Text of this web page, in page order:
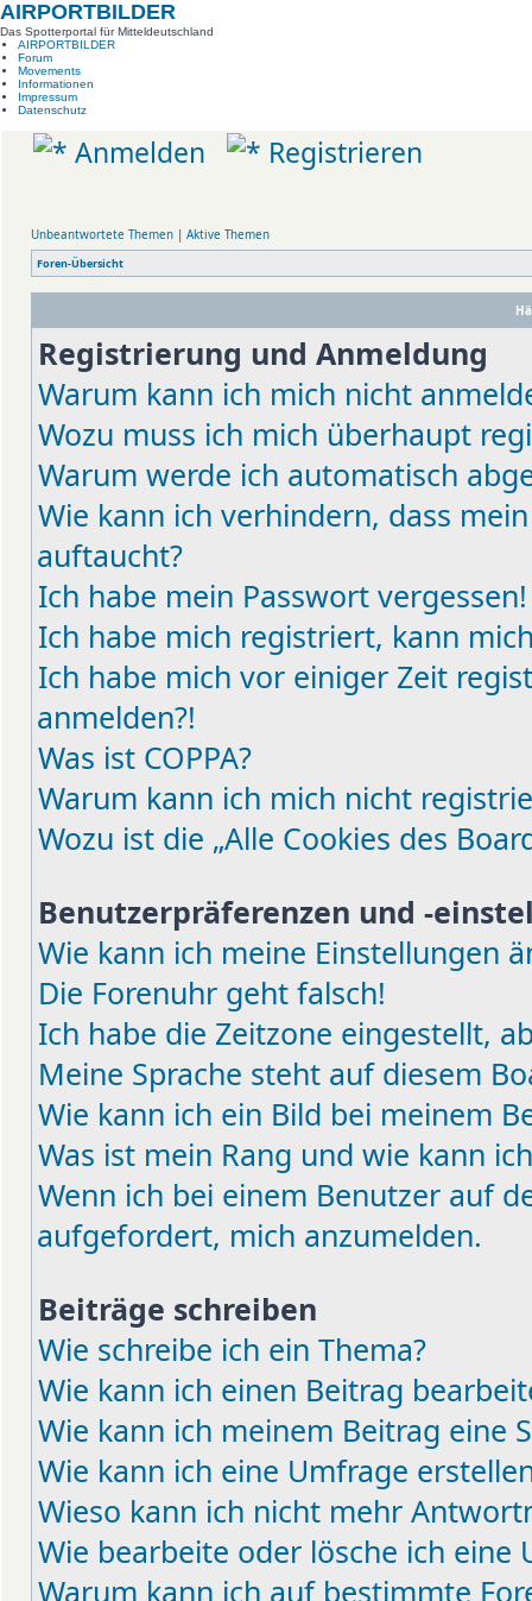
AIRPORTBILDER
Das Spotterportal für Mitteldeutschland
AIRPORTBILDER
Forum
Movements
Informationen
Impressum
Datenschutz
Anmelden Registrieren
Unbeantwortete Themen | Aktive Themen
Foren-Übersicht
Registrierung und Anmeldung
Warum kann ich mich nicht
Wozu muss ich mich überhaupt
Warum werde ich automatisch
Wie kann ich verhindern, dass
auftaucht?
Ich habe mein Passwort vergessen!
Ich habe mich registriert, kann
Ich habe mich vor einiger Zeit
anmelden?!
Was ist COPPA?
Warum kann ich mich nicht
Wozu ist die „Alle Cookies des
Benutzerpräferenzen und -
Wie kann ich meine Einstellungen
Die Forenuhr geht falsch!
Ich habe die Zeitzone eingestellt,
Meine Sprache steht auf diesem
Wie kann ich ein Bild bei meinem
Was ist mein Rang und wie kann
Wenn ich bei einem Benutzer auf
aufgefordert, mich anzumelden.
Beiträge schreiben
Wie schreibe ich ein Thema?
Wie kann ich einen Beitrag
Wie kann ich meinem Beitrag eine
Wie kann ich eine Umfrage
Wieso kann ich nicht mehr
Wie bearbeite oder lösche ich eine
Warum kann ich auf bestimmte